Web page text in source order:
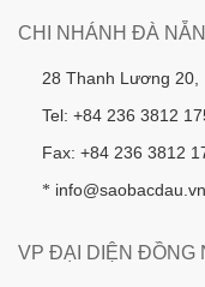
CHI NHÁNH ĐÀ
28 Thanh Lương
Tel: +84 236 3812
Fax: +84 236 3812
* info@saobacdau.vn
VP ĐẠI DIỆN ĐỒNG